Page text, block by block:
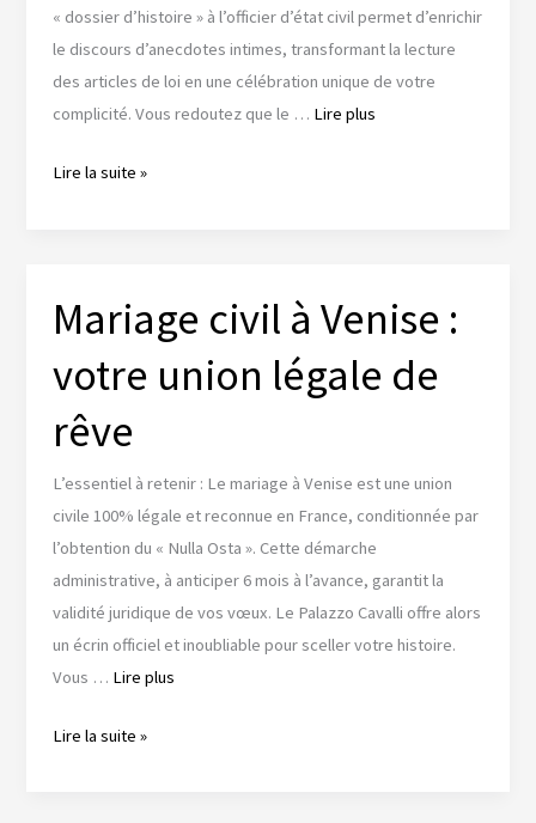
« dossier d’histoire » à l’officier d’état civil permet d’enrichir
le discours d’anecdotes intimes, transformant la lecture
des articles de loi en une célébration unique de votre
complicité. Vous redoutez que le … Lire plus
Discours
sublimez
votre
cérémonie
civile
Lire la suite »
Mariage civil à Venise :
votre union légale de
rêve
L’essentiel à retenir : Le mariage à Venise est une union
civile 100% légale et reconnue en France, conditionnée par
l’obtention du « Nulla Osta ». Cette démarche
administrative, à anticiper 6 mois à l’avance, garantit la
validité juridique de vos vœux. Le Palazzo Cavalli offre alors
un écrin officiel et inoubliable pour sceller votre histoire.
Vous … Lire plus
Mariage
Lire la suite »